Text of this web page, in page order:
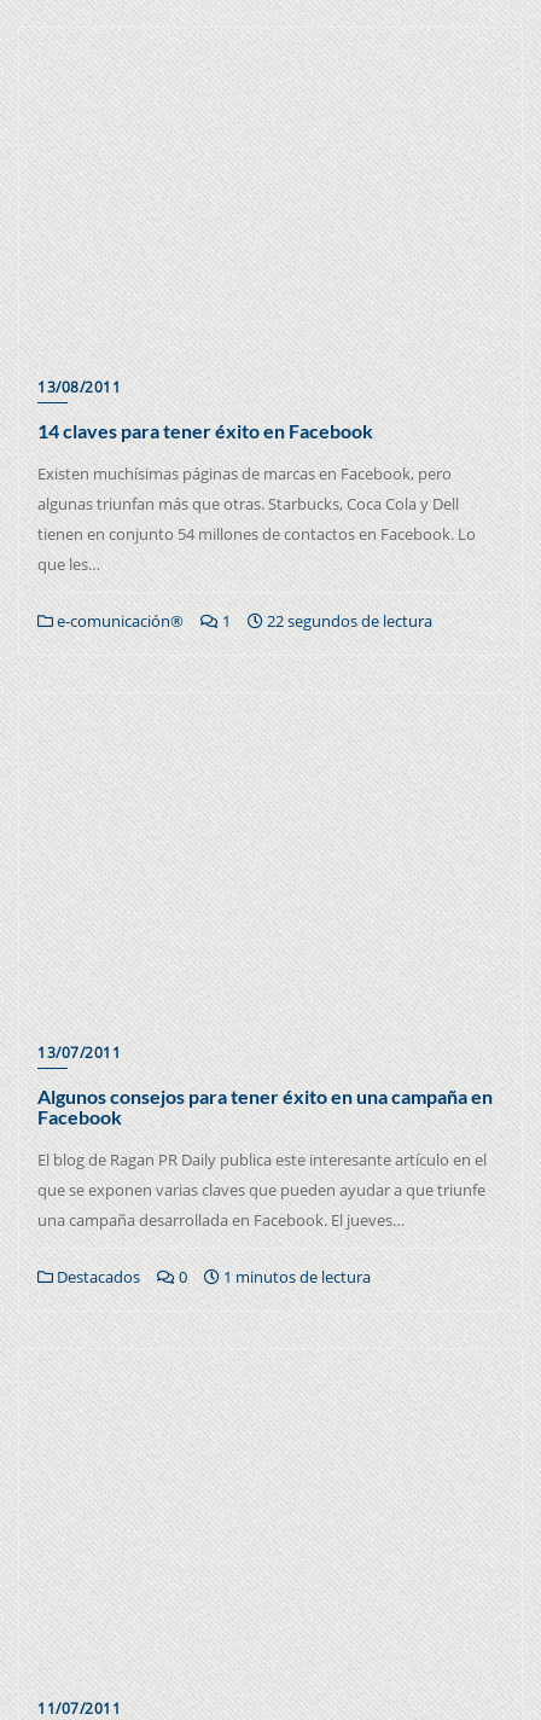
13/08/2011
14 claves para tener éxito en Facebook
Existen muchísimas páginas de marcas en Facebook, pero
algunas triunfan más que otras. Starbucks, Coca Cola y Dell
tienen en conjunto 54 millones de contactos en Facebook. Lo
que les…
e-comunicación® 1 22 segundos de lectura
13/07/2011
Algunos consejos para tener éxito en una campaña en
Facebook
El blog de Ragan PR Daily publica este interesante artículo en el
que se exponen varias claves que pueden ayudar a que triunfe
una campaña desarrollada en Facebook. El jueves…
Destacados 0 1 minutos de lectura
11/07/2011